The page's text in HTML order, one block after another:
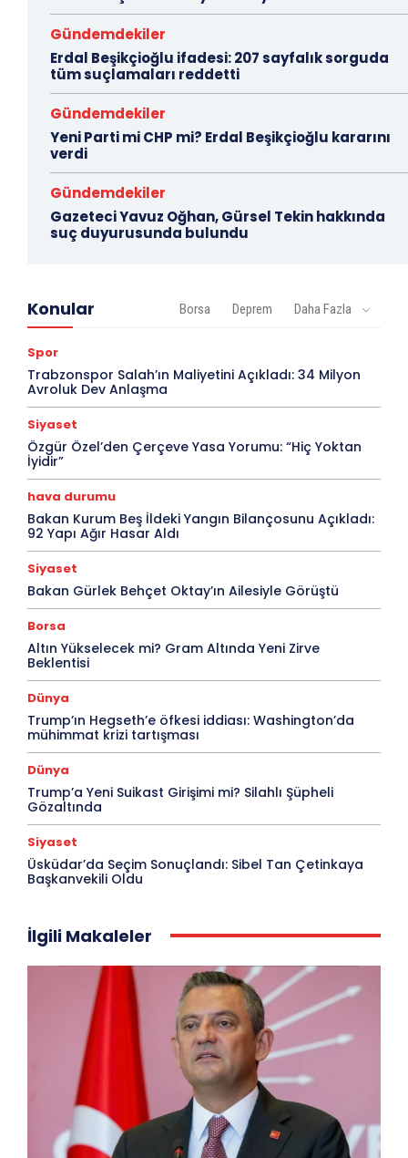
Gündemdekiler
Erdal Beşikçioğlu ifadesi: 207 sayfalık sorguda
tüm suçlamaları reddetti
Gündemdekiler
Yeni Parti mi CHP mi? Erdal Beşikçioğlu kararını
verdi
Gündemdekiler
Gazeteci Yavuz Oğhan, Gürsel Tekin hakkında
suç duyurusunda bulundu
Konular Borsa Deprem Daha Fazla
Spor
Trabzonspor Salah’ın Maliyetini Açıkladı: 34 Milyon
Avroluk Dev Anlaşma
Siyaset
Özgür Özel’den Çerçeve Yasa Yorumu: “Hiç Yoktan
İyidir”
hava durumu
Bakan Kurum Beş İldeki Yangın Bilançosunu Açıkladı:
92 Yapı Ağır Hasar Aldı
Siyaset
Bakan Gürlek Behçet Oktay’ın Ailesiyle Görüştü
Borsa
Altın Yükselecek mi? Gram Altında Yeni Zirve
Beklentisi
Dünya
Trump’ın Hegseth’e öfkesi iddiası: Washington’da
mühimmat krizi tartışması
Dünya
Trump’a Yeni Suikast Girişimi mi? Silahlı Şüpheli
Gözaltında
Siyaset
Üsküdar’da Seçim Sonuçlandı: Sibel Tan Çetinkaya
Başkanvekili Oldu
İlgili Makaleler